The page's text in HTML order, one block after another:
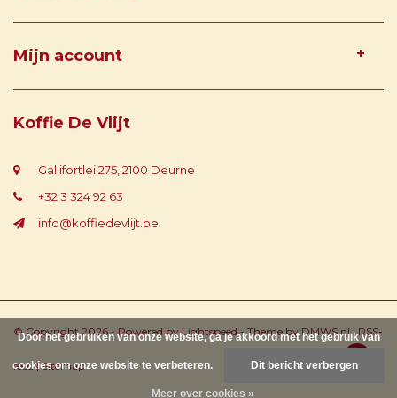
Mijn account
Koffie De Vlijt
Gallifortlei 275, 2100 Deurne
+32 3 324 92 63
info@koffiedevlijt.be
© Copyright 2026 - Powered byLightspeed- Theme by DMWS.nl|RSS-
feed|Sitemap
Door het gebruiken van onze website, ga je akkoord met het gebruik van
cookies om onze website te verbeteren. Dit bericht verbergen
Meer over cookies »